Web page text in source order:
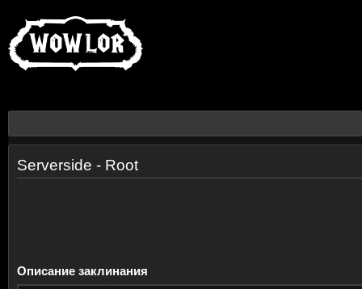
Serverside - Root
Описание заклинания